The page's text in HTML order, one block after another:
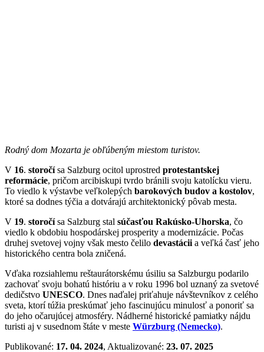
Rodný dom Mozarta je obľúbeným miestom turistov.
V 16. storočísa Salzburg ocitol uprostred protestantskej
reformácie, pričom arcibiskupi tvrdo bránili svoju katolícku vieru.
To viedlo k výstavbe veľkolepých barokových budov a kostolov,
ktoré sa dodnes týčia a dotvárajú architektonický pôvab mesta.
V 19. storočísa Salzburg stal súčasťou Rakúsko-Uhorska, čo
viedlo k obdobiu hospodárskej prosperity a modernizácie. Počas
druhej svetovej vojny však mesto čelilo devastácii a veľká časť jeho
historického centra bola zničená.
Vďaka rozsiahlemu reštaurátorskému úsiliu sa Salzburgu podarilo
zachovať svoju bohatú históriu a v roku 1996 bol uznaný za svetové
dedičstvo UNESCO. Dnes naďalej priťahuje návštevníkov z celého
sveta, ktorí túžia preskúmať jeho fascinujúcu minulosť a ponoriť sa
do jeho očarujúcej atmosféry. Nádherné historické pamiatky nájdu
turisti aj v susednom štáte v meste Würzburg (Nemecko).
Publikované: 17. 04. 2024, Aktualizované: 23. 07. 2025